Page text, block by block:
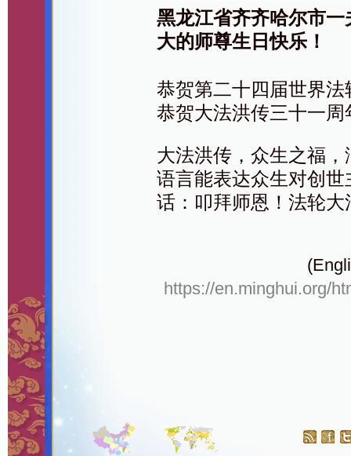
黑龙江省齐齐哈尔市
大的师尊生日快乐！
恭贺第二十四届世界法
恭贺大法洪传三十一周
大法洪传，众生之福
语言能表达众生对创
话：叩拜师恩！法轮
https://en.minghui.org/